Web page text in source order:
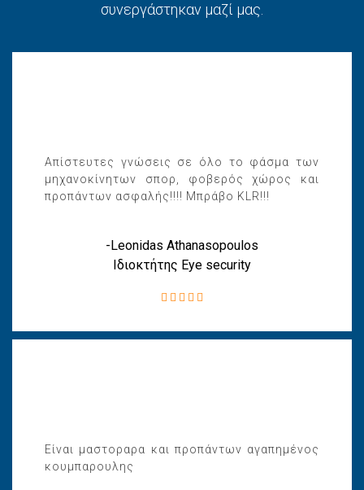
συνεργάστηκαν μαζί μας.
Απίστευτες γνώσεις σε όλο το φάσμα των
μηχανοκίνητων σπορ, φοβερός χώρος και
προπάντων ασφαλής!!!! Μπράβο KLR!!!
-Leonidas Athanasopoulos
Ιδιοκτήτης Eye security
Είναι μαστοραρα και προπάντων αγαπημένος
κουμπαρουλης